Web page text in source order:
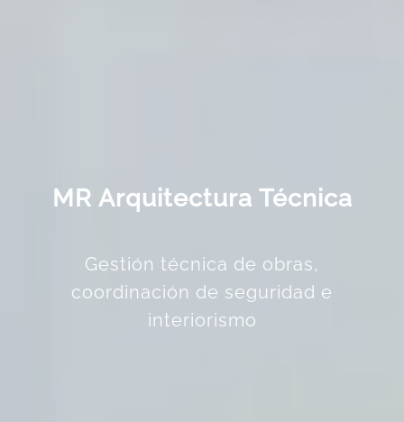
MR Arquitectura Técnica
Gestión técnica de obras,
coordinación de seguridad e
interiorismo